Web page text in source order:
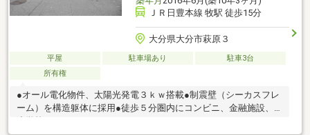
ＪＲ日豊本線 牧駅 徒歩15分
大分県大分市萩原３
平屋 駐車場あり
駐車3台
所有権
●オール電化物件、太陽光発電３ｋｗ搭載●制震壁（シーカスフレ
ーム）を構造躯体に採用●徒歩５分圏内にコンビニ、金融施設、